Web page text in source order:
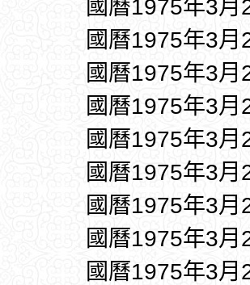
國曆1975年3
國曆1975年3
國曆1975年3
國曆1975年3
國曆1975年3
國曆1975年3
國曆1975年3
國曆1975年3
國曆1975年3